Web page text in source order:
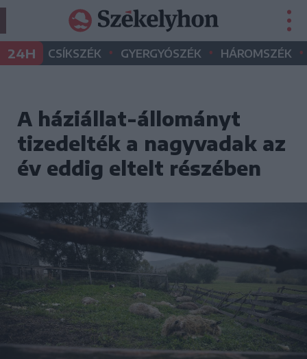
24H CSÍKSZÉK • GYERGYÓSZÉK • HÁROMSZÉK •
A háziállat-állományt
tizedelték a nagyvadak az
év eddig eltelt részében